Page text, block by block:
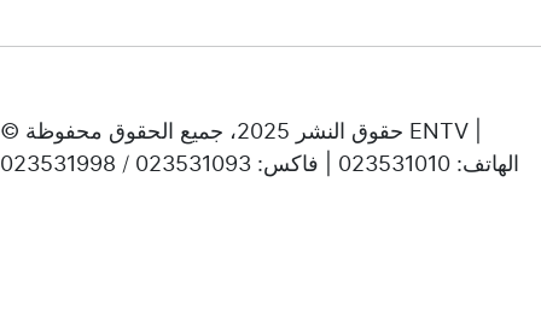
© حقوق النشر 2025، جميع الحقوق محفوظة ENTV |
الهاتف: 023531010 | فاكس: 023531093 / 023531998